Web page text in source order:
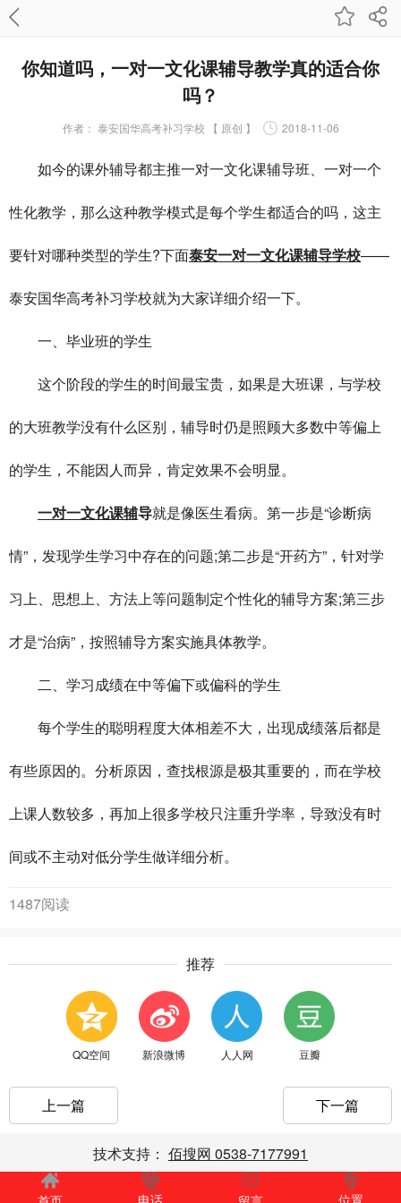
你知道吗，一对一文化课辅导教学真的适合你
吗？
作者： 泰安国华高考补习学校 【 原创 】 2018-11-06
如今的课外辅导都主推一对一文化课辅导班、一对一个
性化教学，那么这种教学模式是每个学生都适合的吗，这主
要针对哪种类型的学生?下面泰安一对一文化课辅导学校——
泰安国华高考补习学校就为大家详细介绍一下。
一、毕业班的学生
这个阶段的学生的时间最宝贵，如果是大班课，与学校
的大班教学没有什么区别，辅导时仍是照顾大多数中等偏上
的学生，不能因人而异，肯定效果不会明显。
一对一文化课辅导就是像医生看病。第一步是“诊断病
情”，发现学生学习中存在的问题;第二步是“开药方”，针对学
习上、思想上、方法上等问题制定个性化的辅导方案;第三步
才是“治病”，按照辅导方案实施具体教学。
二、学习成绩在中等偏下或偏科的学生
每个学生的聪明程度大体相差不大，出现成绩落后都是
有些原因的。分析原因，查找根源是极其重要的，而在学校
上课人数较多，再加上很多学校只注重升学率，导致没有时
间或不主动对低分学生做详细分析。
1487阅读
推荐
QQ空间 新浪微博 人人网 豆瓣
上一篇 下一篇
技术支持： 佰搜网 0538-7177991